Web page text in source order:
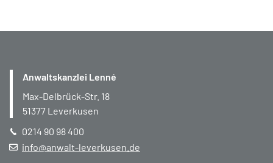
Anwaltskanzlei Lenné
Max-Delbrück-Str. 18
51377 Leverkusen
0214 90 98 400
info@anwalt-leverkusen.de